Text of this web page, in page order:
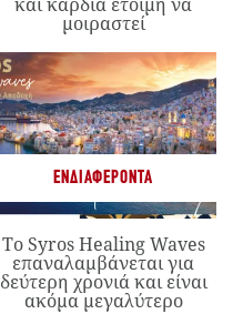
μοιραστεί
ΕΝΔΙΑΦΈΡΟΝΤΑ
Το Syros Healing Waves
επαναλαμβάνεται για
δεύτερη χρονιά και είναι
ακόμα μεγαλύτερο